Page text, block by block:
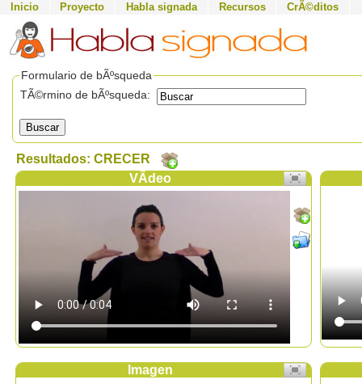
Inicio Proyecto Habla signada Recursos CrÃ©ditos
Formulario de bÃºsqueda
TÃ©rmino de bÃºsqueda:
Buscar
Resultados: CRECER
VÃ­deo
Imagen